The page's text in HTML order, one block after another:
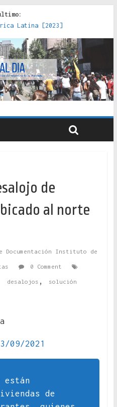
Latina [2023]
de los Estados :
[2022]
el acero : hacia una teoría
[2020]
adecuada [2019]
del Seguro Obrero en
[2014]
de
al norte
Documentación Instituto de
0 Comment
desalojos , solución
09/2021
de